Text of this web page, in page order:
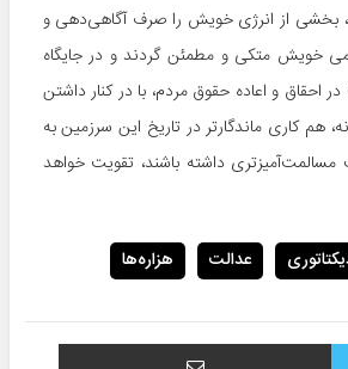
بخشی از انرژی خویش را صرف آگاهی­‌دهی و
خویش متکی و مطمئن گردند و در جایگاه
احقاق و اعاده حقوق مردم، با در کنار داشتن
کاری ماندگارتر در تاریخ این سرزمین به
داشته باشند، تقویت خواهد
عدالت هزاره‌ها
توییتر اشتراک با ایمیل